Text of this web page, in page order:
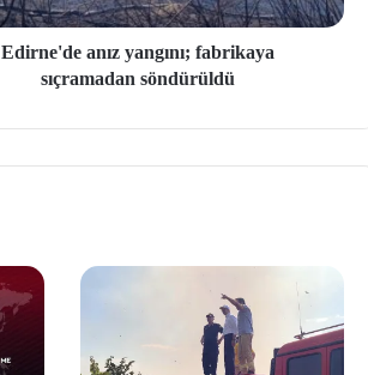
Edirne'de anız yangını; fabrikaya
sıçramadan söndürüldü